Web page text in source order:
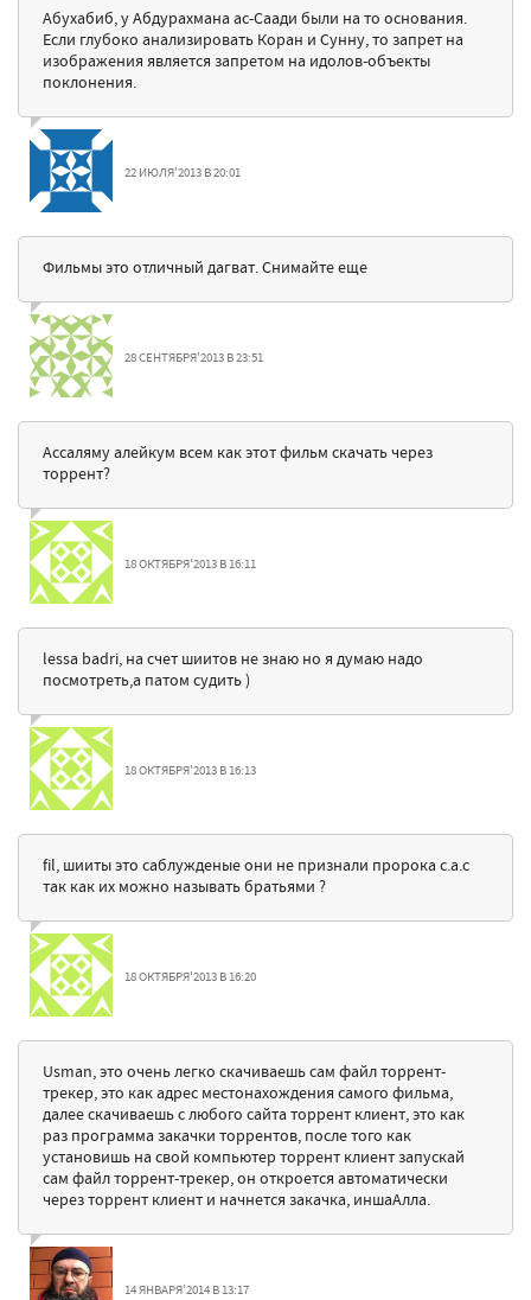
Абухабиб, у Абдурахмана ас-Саади были на то основания.
Если глубоко анализировать Коран и Сунну, то запрет на
изображения является запретом на идолов-объекты
поклонения.
22 ИЮЛЯ'2013 В 20:01
Фильмы это отличный дагват. Снимайте еще
28 СЕНТЯБРЯ'2013 В 23:51
Ассаляму алейкум всем как этот фильм скачать через
торрент?
18 ОКТЯБРЯ'2013 В 16:11
lessa badri, на счет шиитов не знаю но я думаю надо
посмотреть,а патом судить )
18 ОКТЯБРЯ'2013 В 16:13
fil, шииты это саблужденые они не признали пророка с.а.с
так как их можно называть братьями ?
18 ОКТЯБРЯ'2013 В 16:20
Usman, это очень легко скачиваешь сам файл торрент-
трекер, это как адрес местонахождения самого фильма,
далее скачиваешь с любого сайта торрент клиент, это как
раз программа закачки торрентов, после того как
установишь на свой компьютер торрент клиент запускай
сам файл торрент-трекер, он откроется автоматически
через торрент клиент и начнется закачка, иншаАлла.
14 ЯНВАРЯ'2014 В 13:17